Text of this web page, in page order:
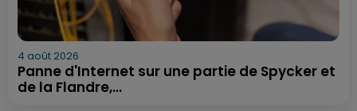
4 août 2026
Panne d'Internet sur une partie de Spycker et
de la Flandre,...